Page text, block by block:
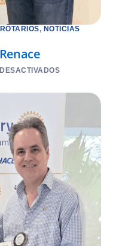
, NOTICIAS